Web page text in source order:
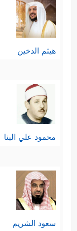
هيثم الدخين
محمود علي البنا
سعود الشريم